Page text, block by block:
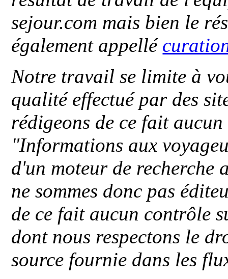
sejour.com mais bien le
également appellé
Notre travail se limite à
qualité effectué par des
rédigeons de ce fait
"Informations aux
d'un moteur de recherche
ne sommes donc pas
de ce fait aucun contrôle
dont nous respectons le
source fournie dans les